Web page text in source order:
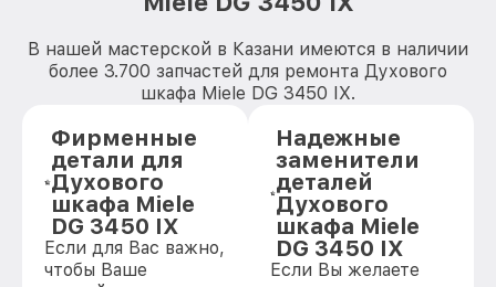
В нашей мастерской в Казани имеются в наличии
более 3.700 запчастей для ремонта Духового
шкафа Miele DG 3450 IX.
Фирменные
детали для
Духового
шкафа Miele
DG 3450 IX
Если для Вас важно,
чтобы Ваше
Надежные
заменители
деталей
Духового
шкафа Miele
DG 3450 IX
Если Вы желаете